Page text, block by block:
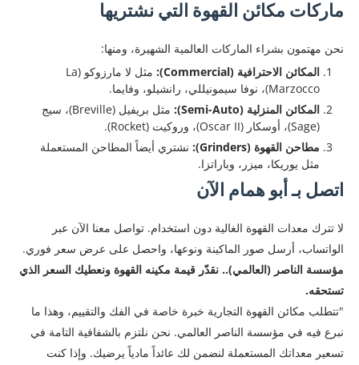
ماركات مكائن القهوة التي نشتريها
نحن مهتمون بشراء الماركات العالمية الشهيرة، ومنها:
المكائن الاحترافية (Commercial):
مثل لا مارزوكو (La
Marzocco)، نوفا سيمونيللي، رانشيلو، وفايما.
المكائن المنزلية (Semi-Auto):
مثل بريفيل (Breville)، سيج
(Sage)، أوسكار (Oscar II)، وروكيت (Rocket).
مطاحن القهوة (Grinders):
نشتري أيضاً المطاحن المستعملة
مثل يوريكا، ميزر، وباراتزا.
اتصل بـ أبو همام الآن
لا تترك معدات القهوة الغالية دون استخدام. تواصل معنا الآن عبر
الواتساب، أرسل صور الماكينة ونوعها، واحصل على عرض سعر فوري.
مؤسسة الناصر (العالمي).. نقدّر قيمة مكينه القهوة ونعطيك السعر الذي
تستحقه.
"تتطلب مكائن القهوة التجارية خبرة خاصة في الفك والتقييم، وهذا ما
نبرع فيه في مؤسسة الناصر العالمي. نحن نلتزم بالشفافية التامة في
تسعير معداتك المستعملة لنضمن لك عائداً مادياً يرضيك. وإذا كنت